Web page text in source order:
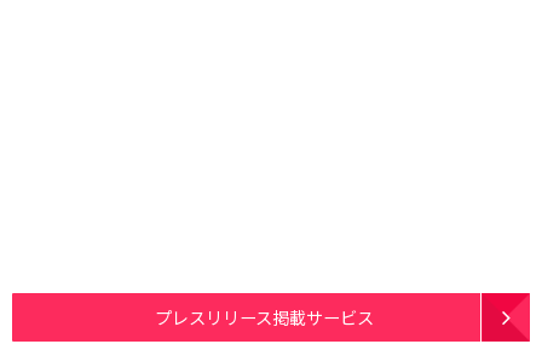
プレスリリース掲載サービス